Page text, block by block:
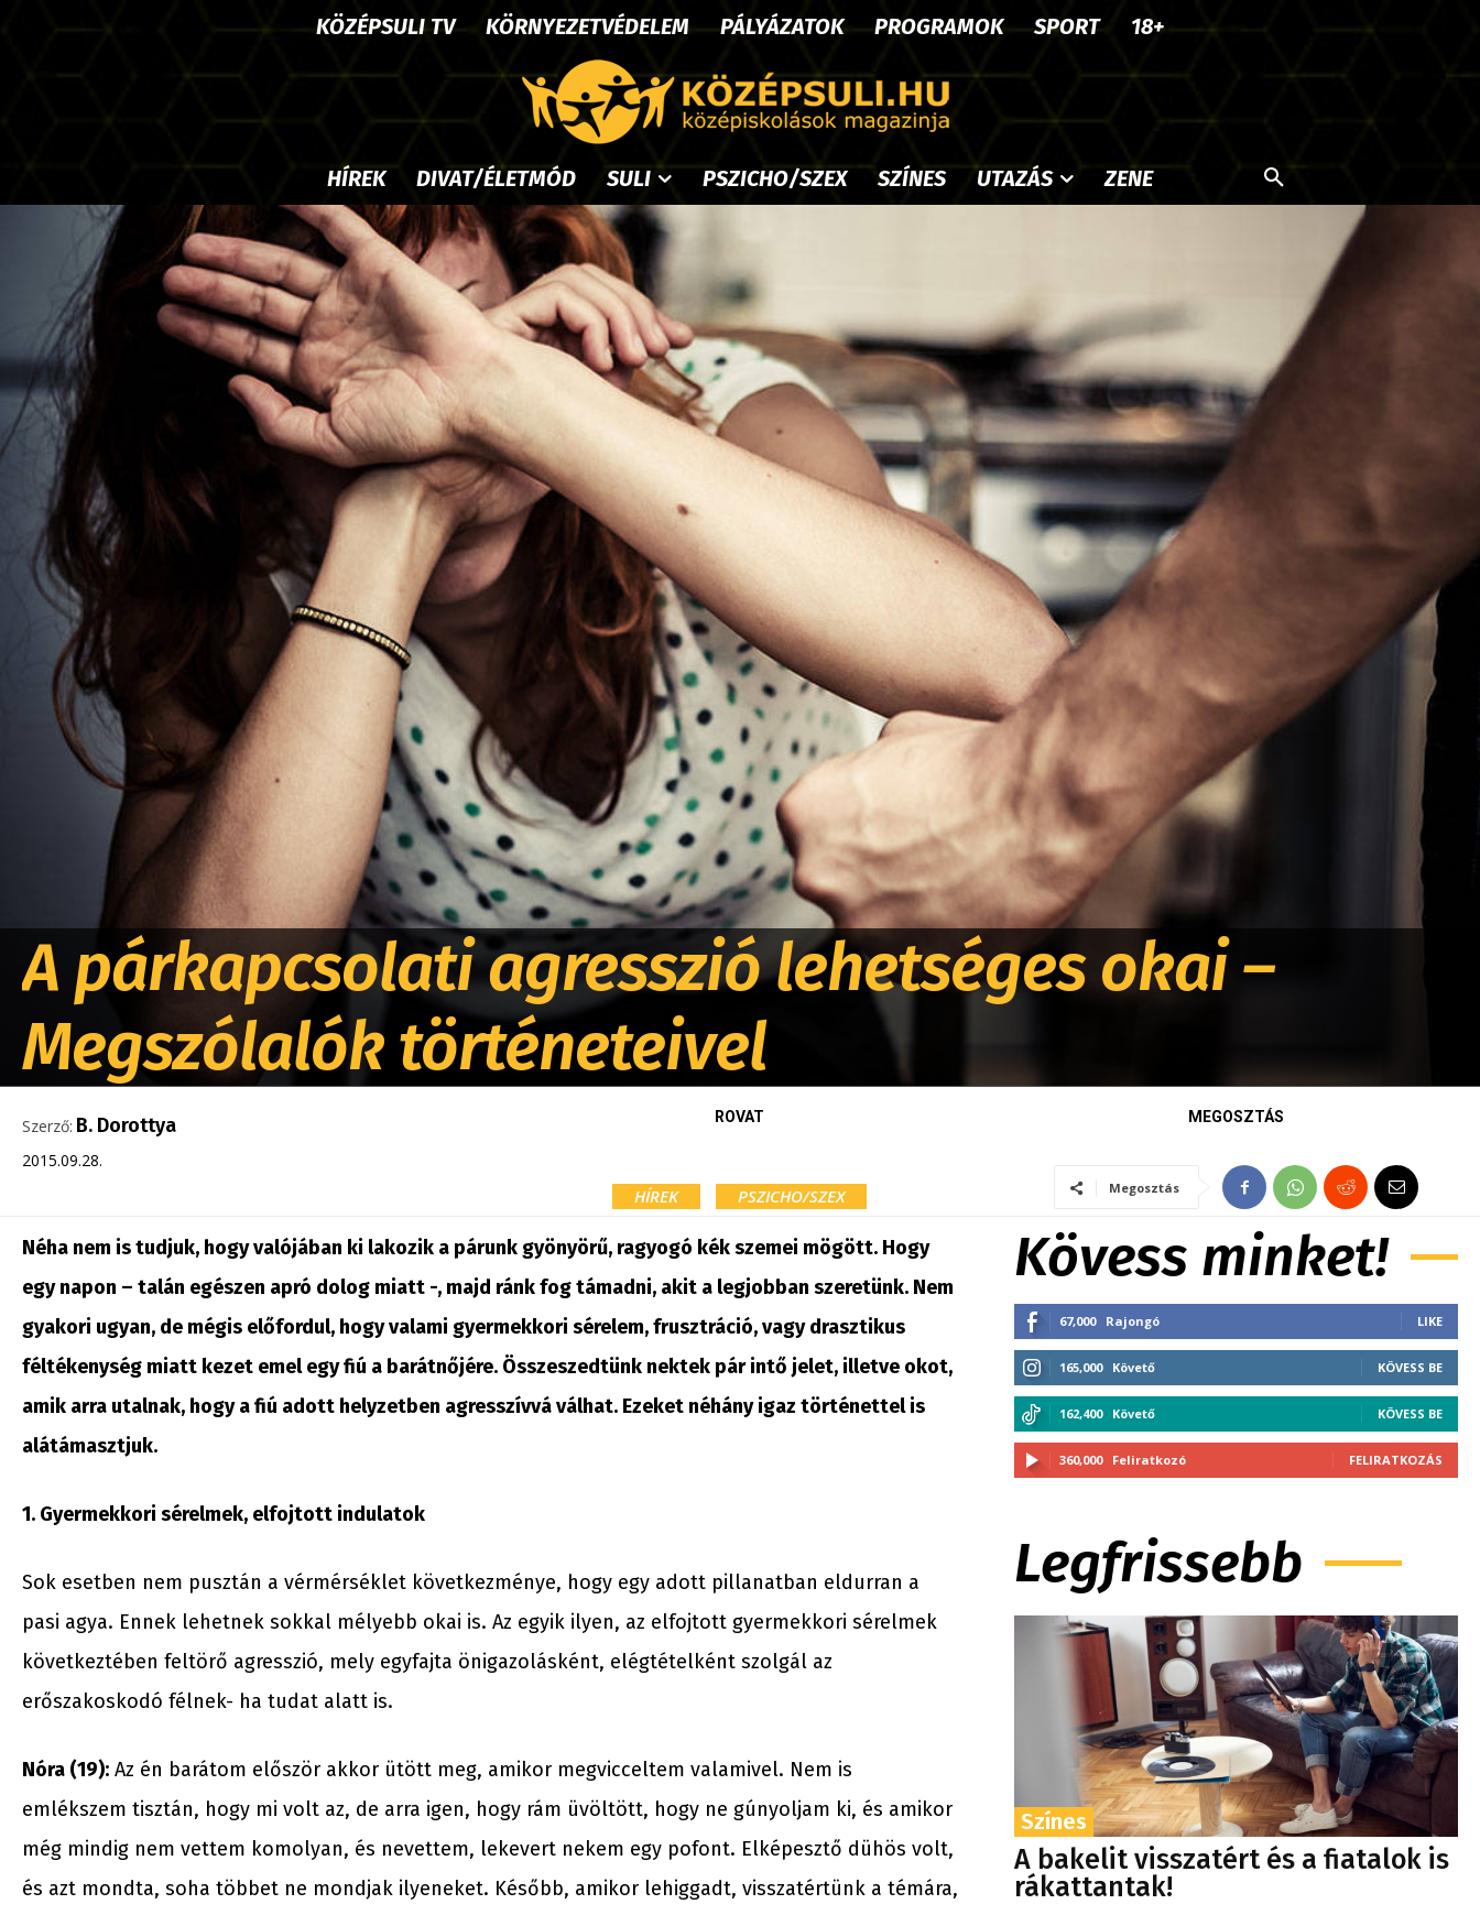
KÖZÉPSULI TV KÖRNYEZETVÉDELEM PÁLYÁZATOK PROGRAMOK SPORT 18+
HÍREK DIVAT/ÉLETMÓD SULI PSZICHO/SZEX SZÍNES UTAZÁS ZENE
A párkapcsolati agresszió lehetséges okai –
Megszólalók történeteivel
Szerző: B. Dorottya
2015.09.28.
ROVAT
HÍREK PSZICHO/SZEX
MEGOSZTÁS
Megosztás
Néha nem is tudjuk, hogy valójában ki lakozik a párunk gyönyörű, ragyogó kék szemei mögött. Hogy
egy napon – talán egészen apró dolog miatt -, majd ránk fog támadni, akit a legjobban szeretünk. Nem
gyakori ugyan, de mégis előfordul, hogy valami gyermekkori sérelem, frusztráció, vagy drasztikus
féltékenység miatt kezet emel egy fiú a barátnőjére. Összeszedtünk nektek pár intő jelet, illetve okot,
amik arra utalnak, hogy a fiú adott helyzetben agresszívvá válhat. Ezeket néhány igaz történettel is
alátámasztjuk.
1. Gyermekkori sérelmek, elfojtott indulatok
Sok esetben nem pusztán a vérmérséklet következménye, hogy egy adott pillanatban eldurran a
pasi agya. Ennek lehetnek sokkal mélyebb okai is. Az egyik ilyen, az elfojtott gyermekkori sérelmek
következtében feltörő agresszió, mely egyfajta önigazolásként, elégtételként szolgál az
erőszakoskodó félnek- ha tudat alatt is.
Nóra (19): Az én barátom először akkor ütött meg, amikor megvicceltem valamivel. Nem is
emlékszem tisztán, hogy mi volt az, de arra igen, hogy rám üvöltött, hogy ne gúnyoljam ki, és amikor
még mindig nem vettem komolyan, és nevettem, lekevert nekem egy pofont. Elképesztő dühös volt,
és azt mondta, soha többet ne mondjak ilyeneket. Később, amikor lehiggadt, visszatértünk a témára,
Kövess minket!
67,000 Rajongó LIKE
165,000 Követő KÖVESS BE
162,400 Követő KÖVESS BE
360,000 Feliratkozó FELIRATKOZÁS
Legfrissebb
Színes
A bakelit visszatért és a fiatalok is
rákattantak!